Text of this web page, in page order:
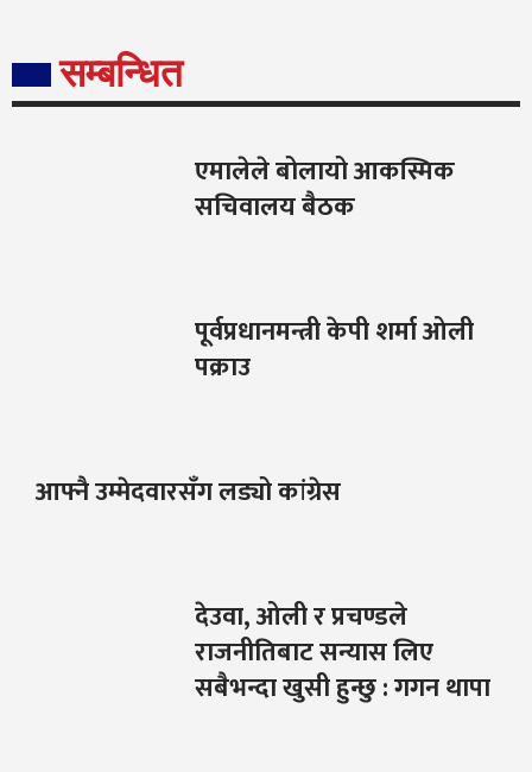
सम्बन्धित
एमालेले बोलायो आकस्मिक
सचिवालय बैठक
पूर्वप्रधानमन्त्री केपी शर्मा ओली
पक्राउ
आफ्नै उम्मेदवारसँग लड्यो कांग्रेस
देउवा, ओली र प्रचण्डले
राजनीतिबाट सन्यास लिए
सबैभन्दा खुसी हुन्छु : गगन थापा